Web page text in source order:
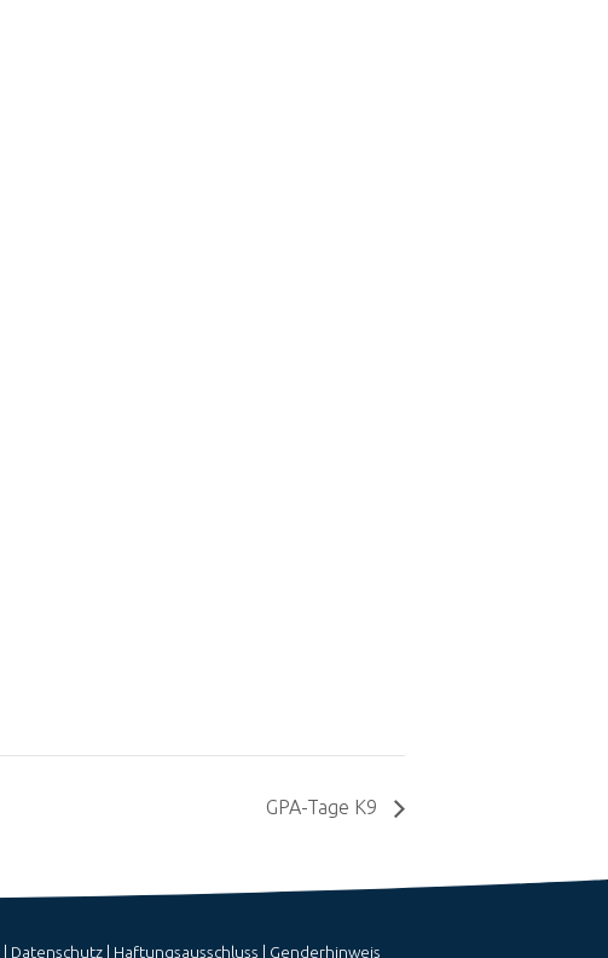
GPA-Tage K9
Datenschutz| Haftungsausschluss Genderhinweis